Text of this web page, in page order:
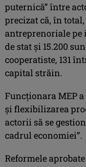
puternică” între
precizat că, în
antreprenoriale pe
de stat şi 15.200
cooperatiste, 131
capital străin.
Funcţionara MEP
şi flexibilizarea
actorii să se
cadrul economiei”.
Reformele